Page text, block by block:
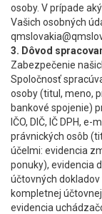
osoby. V prípade
Vašich osobných
3. Dôvod
Zabezpečenie
Spoločnosť
osoby (titul, meno,
bankové spojenie)
IČO, DIČ, IČ DPH,
právnických osôb
účelmi: evidencia
ponuky), evidencia
účtovných
kompletnej
evidencia